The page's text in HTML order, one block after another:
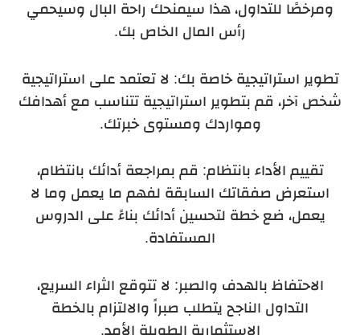
ومرخصًا للتداول، هذا سيمنحك راحة البال وسيحمي
رأس المال الخاص بك.
تطوير استراتيجية خاصة بك: لا تعتمد على استراتيجية
شخص آخر، قم بتطوير استراتيجية تتناسب مع أهدافك
ومواردك ومستوى خبرتك.
تقييم الأداء بانتظام: قم بمراجعة أدائك بانتظام،
استعرض صفقاتك السابقة لفهم ما يعمل وما لا
يعمل، ضع خطة لتحسين أدائك بناءً على الدروس
المستفادة.
الاحتفاظ بالهدف والصبر: لا تتوقع الثراء السريع،
التداول الناجح يتطلب صبراً والالتزام بالخطة
الاستثمارية الطويلة الأمد.